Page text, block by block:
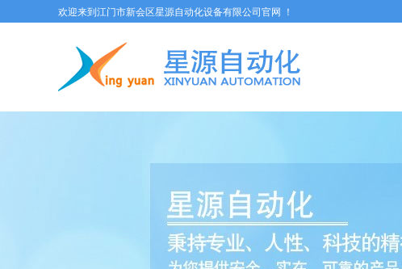
欢迎来到江门市新会区星源自动化设备有限公司官网 ！